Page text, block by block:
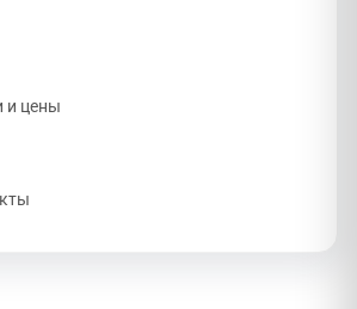
и цены